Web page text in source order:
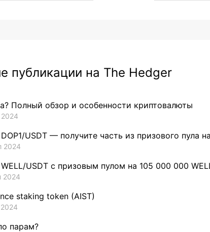
публикации на The Hedger
Полный обзор и особенности криптовалюты
USDT — получите часть из призового пула
2024
USDT с призовым пулом на 105 000 000
2024
staking token (AIST)
парам?